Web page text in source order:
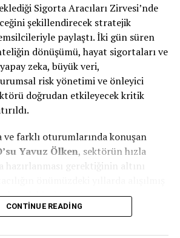
Sigorta Aracıları Zirvesi’nde
şekillendirecek stratejik
paylaştı. İki gün süren
dönüşümü, hayat sigortaları ve
zeka, büyük veri,
risk yönetimi ve önleyici
doğrudan etkileyecek kritik
ve farklı oturumlarında konuşan
Yavuz Ölken, sektörün hızla
hazırlanması gerektiğinin altını
büyük bir dönüşüm yaşayacağını
CONTINUE READING